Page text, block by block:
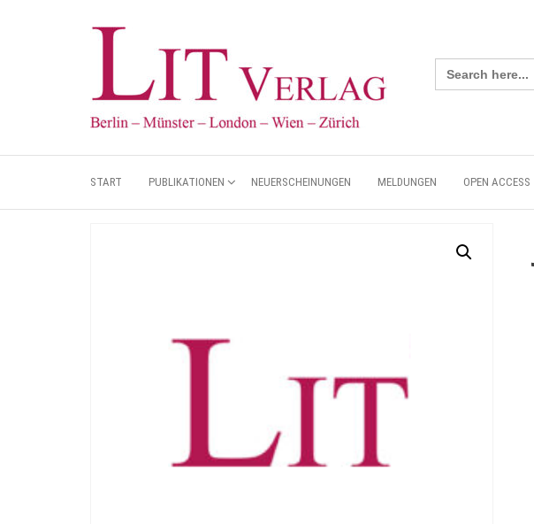
Search
for:
START PUBLIKATIONEN NEUERSCHEINUNGEN MELDUNGEN OPEN ACCESS